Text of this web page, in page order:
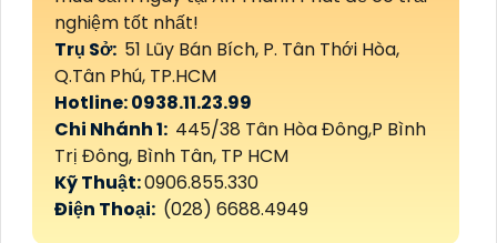
nghiệm tốt nhất!
Trụ Sở: 51 Lũy Bán Bích, P. Tân Thới Hòa,
Q.Tân Phú, TP.HCM
Hotline: 0938.11.23.99
Chi Nhánh 1: 445/38 Tân Hòa Đông,P Bình
Trị Đông, Bình Tân, TP HCM
Kỹ Thuật:0906.855.330
Điện Thoại: (028) 6688.4949